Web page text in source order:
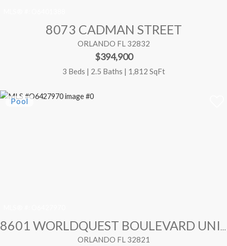
8073 CADMAN STREET
ORLANDO FL 32832
$394,900
3 Beds | 2.5 Baths | 1,812 SqFt
8601 WORLDQUEST BOULEVARD UNIT 3506
ORLANDO FL 32821